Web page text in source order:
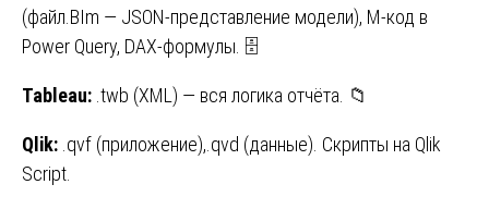
(файл.BIm — JSON-представление модели), M-код в
Power Query, DAX-формулы. 🗄️
Tableau: .twb (XML) — вся логика отчёта. 📁
Qlik: .qvf (приложение),.qvd (данные). Скрипты на Qlik
Script.